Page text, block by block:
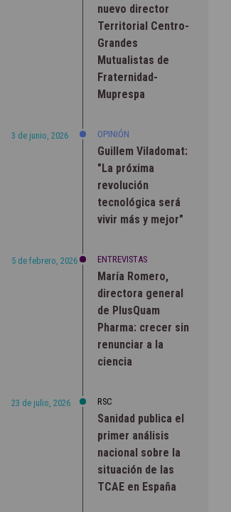
nuevo director
Territorial Centro-
Grandes
Mutualistas de
Fraternidad-
Muprespa
3 de junio, 2026 OPINIÓN
Guillem Viladomat:
"La próxima
revolución
tecnológica será
vivir más y mejor"
5 de febrero, 2026 ENTREVISTAS
María Romero,
directora general
de PlusQuam
Pharma: crecer sin
renunciar a la
ciencia
23 de julio, 2026 RSC
Sanidad publica el
primer análisis
nacional sobre la
situación de las
TCAE en España